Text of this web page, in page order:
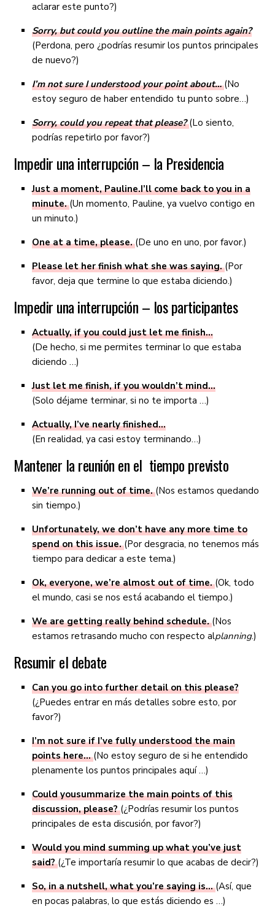
aclarar este punto?)
Sorry, but could you outline the main points again?
(Perdona, pero ¿podrías resumir los puntos principales
de nuevo?)
I’m not sure I understood your point about…(No
estoy seguro de haber entendido tu punto sobre…)
Sorry, could you repeat that please?(Lo siento,
podrías repetirlo por favor?)
Impedir una interrupción – la Presidencia
Just a moment, Pauline.I’ll come back to you in a
minute.(Un momento, Pauline, ya vuelvo contigo en
un minuto.)
One at a time, please.(De uno en uno, por favor.)
Please let her finish what she was saying.(Por
favor, deja que termine lo que estaba diciendo.)
Impedir una interrupción – los participantes
Actually, if you could just let me finish…
(De hecho, si me permites terminar lo que estaba
diciendo …)
Just let me finish, if you wouldn’t mind…
(Solo déjame terminar, si no te importa …)
Actually, I’ve nearly finished…
(En realidad, ya casi estoy terminando…)
Mantener la reunión en el tiempo previsto
We’re running out of time.(Nos estamos quedando
sin tiempo.)
Unfortunately, we don’t have any more time to
spend on this issue.(Por desgracia, no tenemos más
tiempo para dedicar a este tema.)
Ok, everyone, we’re almost out of time.(Ok, todo
el mundo, casi se nos está acabando el tiempo.)
We are getting really behind schedule.(Nos
estamos retrasando mucho con respecto alplanning.)
Resumir el debate
Can you go into further detail on this please?
(¿Puedes entrar en más detalles sobre esto, por
favor?)
I’m not sure if I’ve fully understood the main
points here…(No estoy seguro de si he entendido
plenamente los puntos principales aquí …)
Could yousummarize the main points of this
discussion, please?(¿Podrías resumir los puntos
principales de esta discusión, por favor?)
Would you mind summing up what you’ve just
said?(¿Te importaría resumir lo que acabas de decir?)
So, in a nutshell, what you’re saying is…(Así, que
en pocas palabras, lo que estás diciendo es …)